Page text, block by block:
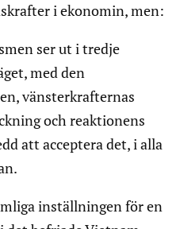
i ekonomin, men:
ser ut i tredje
med den
vänsterkrafternas
och reaktionens
att acceptera det, i alla
inställningen för en